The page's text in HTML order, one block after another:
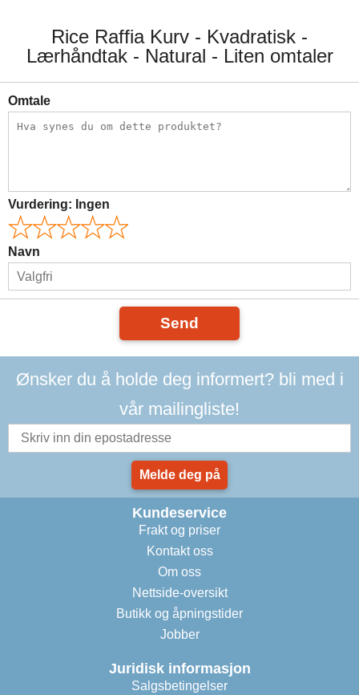
Rice Raffia Kurv - Kvadratisk -
Lærhåndtak - Natural - Liten omtaler
Omtale
Vurdering: Ingen
Navn
Send
Ønsker du å holde deg informert? bli med i
vår mailingliste!
Melde deg på
Kundeservice
Frakt og priser
Kontakt oss
Om oss
Nettside-oversikt
Butikk og åpningstider
Jobber
Juridisk informasjon
Salgsbetingelser